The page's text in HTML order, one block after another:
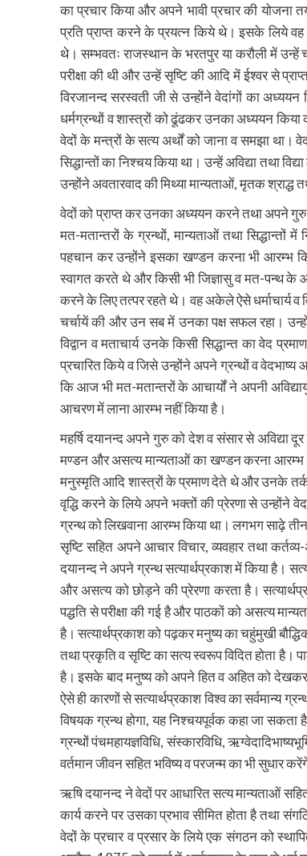
का प्रचार किया और अपने भावी प्रचार की योजना
प्रति प्राप्त करने के प्रयत्न किये थे। इसके लिये वह
थे। सम्भवतः राजस्थान के भरतपुर या करौली में उन्हें
परीक्षा की थी और उन्हें सृष्टि की आदि में ईश्वर से
विरजानन्द सरस्वती जी से उन्होंने वेदांगों का
धर्मग्रन्थों व शास्त्रों को ढूंढकर उनका अध्ययन
वेदों के मन्त्रों के सत्य अर्थों को जाना व समझा था।
सिद्धान्तों का निश्चय किया था। उन्हें अविद्या तथा
उन्होंने अवतारवाद की मिथ्या मान्यताओं, मृतक
वेदों को प्राप्त कर उनका अध्ययन करने तथा अपने गुरु
मत-मतान्तरों के ग्रन्थों, मान्यताओं तथा सिद्धान्तों
पहचान कर उन्होंने इसका खण्डन करना भी आरम्भ
स्वागत करते थे और किसी भी जिज्ञासु व मत-पन्थ के
करने के लिए तत्पर रहते थे। वह अकेले ऐसे धर्माचार्य व
चर्चायें की और उन सब में उनका पक्ष सफल रहा।
विद्वान व मताचार्य उनके किसी सिद्धान्त का वेद
प्रचारित किये व जिसे उन्होंने अपने ग्रन्थों व
कि आज भी मत-मतान्तरों के आचार्यों ने अपनी
आचरण में लाना आरम्भ नहीं किया है।
महर्षि दयानन्द अपने गुरु को देश व संसार से
मण्डन और असत्य मान्यताओं का खण्डन करना आरम्भ
मनुस्मृति आदि शास्त्रों के प्रमाण देते थे और उनके
वृद्धि करने के लिये अपने भक्तों की प्रेरणा से उन्होंने
ग्रन्थ को लिखवाना आरम्भ किया था। लगभग साढ़े
सृष्टि सहित अपने आचार विचार, व्यवहार तथा
दयानन्द ने अपने ग्रन्थ सत्यार्थप्रकाश में किया है।
और असत्य को छोड़ने की प्रेरणा करता है।
पद्धति से परीक्षा की गई है और पाठकों को असत्य
है। सत्यार्थप्रकाश को पढ़कर मनुष्य का चहुंमुखी
तथा प्रकृति व सृष्टि का सत्य स्वरूप विदित होता है।
है। इसके बाद मनुष्य को अपने हित व अहित को देखकर
ऐसे ही कारणों से सत्यार्थप्रकाश विश्व का सर्वमान्य
विषयक ग्रन्थ होगा, यह निश्चयपूर्वक कहा जा
ग्रन्थों पंचमहायज्ञविधि, संस्कारविधि,
वर्तमान जीवन सहित भविष्य व परजन्म का भी सुधार
ऋषि दयानन्द ने वेदों पर आधारित सत्य मान्यताओं
कार्य करने पर उसका प्रभाव सीमित होता है तथा
वेदों के प्रचार व प्रसार के लिये एक संगठन को